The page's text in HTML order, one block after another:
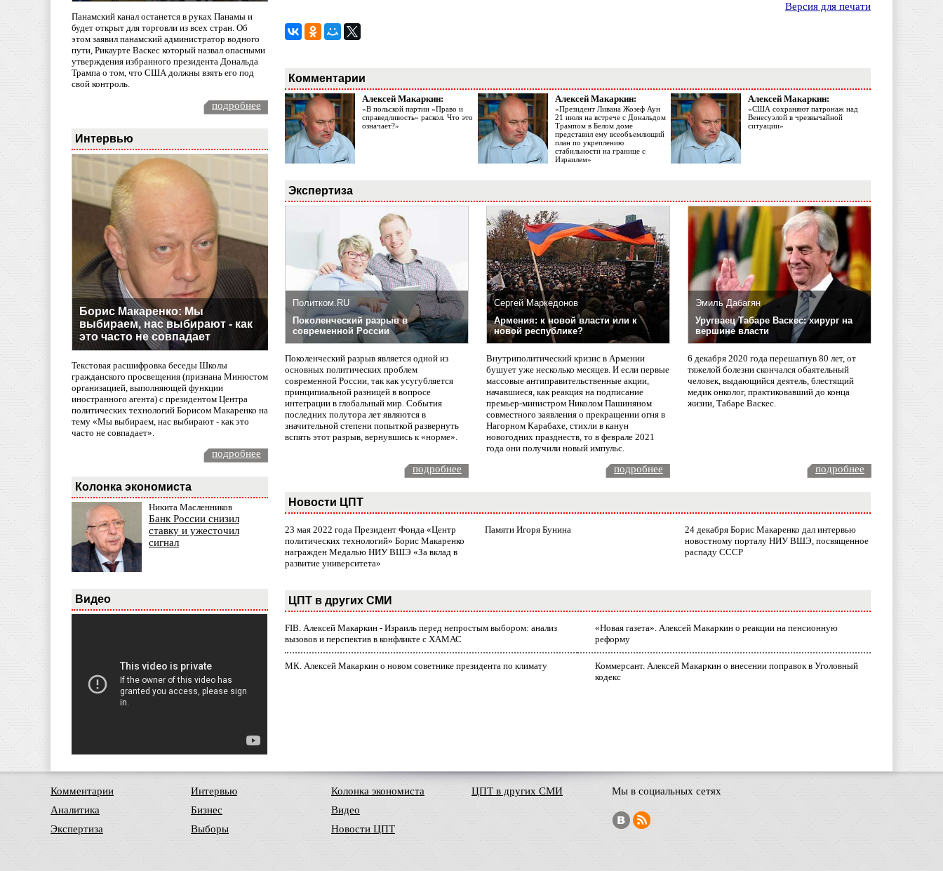
Панамский канал останется в руках Панамы и
будет открыт для торговли из всех стран. Об
этом заявил панамский администратор водного
пути, Рикаурте Васкес который назвал опасными
утверждения избранного президента Дональда
Трампа о том, что США должны взять его под
свой контроль.
подробнее
Интервью
Борис Макаренко: Мы
выбираем, нас выбирают - как
это часто не совпадает
Текстовая расшифровка беседы Школы
гражданского просвещения (признана Минюстом
организацией, выполняющей функции
иностранного агента) с президентом Центра
политических технологий Борисом Макаренко на
тему «Мы выбираем, нас выбирают - как это
часто не совпадает».
подробнее
Колонка экономиста
Никита Масленников
Банк России снизил
ставку и ужесточил
сигнал
Видео
Версия для печати
Комментарии
Алексей Макаркин:
«В польской партии «Право и
справедливость» раскол. Что это
означает?»
Алексей Макаркин:
«Президент Ливана Жозеф Аун
21 июля на встрече с Дональдом
Трампом в Белом доме
представил ему всеобъемлющий
план по укреплению
стабильности на границе с
Израилем»
Алексей Макаркин:
«США сохраняют патронаж над
Венесуэлой в чрезвычайной
ситуации»
Экспертиза
Политком.RU
Поколенческий разрыв в
современной России
Поколенческий разрыв является одной из
основных политических проблем
современной России, так как усугубляется
принципиальной разницей в вопросе
интеграции в глобальный мир. События
последних полутора лет являются в
значительной степени попыткой развернуть
вспять этот разрыв, вернувшись к «норме».
Сергей Маркедонов
Армения: к новой власти или к
новой республике?
Внутриполитический кризис в Армении
бушует уже несколько месяцев. И если первые
массовые антиправительственные акции,
начавшиеся, как реакция на подписание
премьер-министром Николом Пашиняном
совместного заявления о прекращении огня в
Нагорном Карабахе, стихли в канун
новогодних празднеств, то в феврале 2021
года они получили новый импульс.
Эмиль Дабагян
Уругваец Табаре Васкес: хирург на
вершине власти
6 декабря 2020 года перешагнув 80 лет, от
тяжелой болезни скончался обаятельный
человек, выдающийся деятель, блестящий
медик онколог, практиковавший до конца
жизни, Табаре Васкес.
подробнее подробнее подробнее
Новости ЦПТ
23 мая 2022 года Президент Фонда «Центр
политических технологий» Борис Макаренко
награжден Медалью НИУ ВШЭ «За вклад в
развитие университета»
Памяти Игоря Бунина
24 декабря Борис Макаренко дал интервью
новостному порталу НИУ ВШЭ, посвященное
распаду СССР
ЦПТ в других СМИ
FIB. Алексей Макаркин - Израиль перед непростым выбором: анализ
вызовов и перспектив в конфликте с ХАМАС
«Новая газета». Алексей Макаркин о реакции на пенсионную
реформу
МК. Алексей Макаркин о новом советнике президента по климату
Коммерсант. Алексей Макаркин о внесении поправок в Уголовный
кодекс
Комментарии
Аналитика
Экспертиза
Интервью
Бизнес
Выборы
Колонка экономиста
Видео
Новости ЦПТ
ЦПТ в других СМИ Мы в социальных сетях